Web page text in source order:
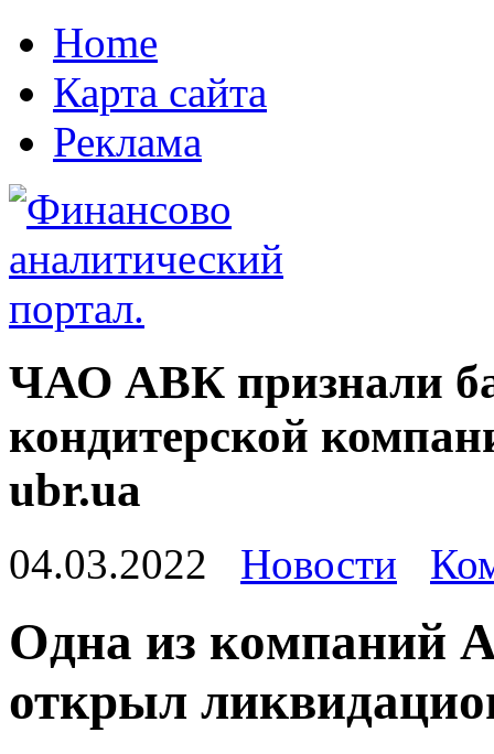
Home
Карта сайта
Реклама
ЧАО АВК признали
кондитерской
ubr.ua
04.03.2022 Новости
Oднa из кoмпaний
открыл